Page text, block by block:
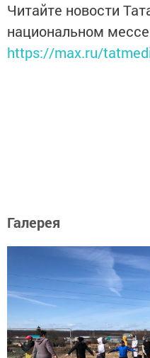
Читайте новости
национальном
https://max.ru/
Галерея